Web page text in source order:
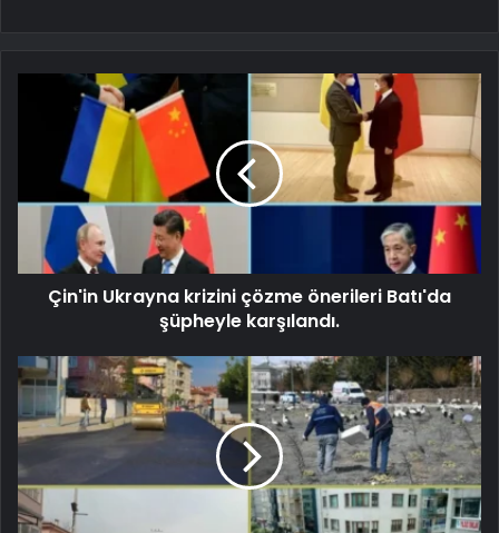
Çin'in Ukrayna krizini çözme önerileri Batı'da
şüpheyle karşılandı.